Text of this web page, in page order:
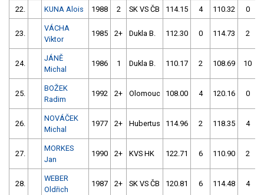
22. KUNA Alois 1988 2 SK VS ČB 114.15 4 110.32 0
23.
VÁCHA
Viktor
1985 2+ Dukla B. 112.30 0 114.73 2
24.
JÁNĚ
Michal
1986 1 Dukla B. 110.17 2 108.69 10
25.
BOŽEK
Radim
1992 2+ Olomouc 108.00 4 120.16 0
26.
NOVÁČEK
Michal
1977 2+ Hubertus 114.96 2 118.35 4
27.
MORKES
Jan
1990 2+ KVS HK 122.71 6 110.90 2
28.
WEBER
Oldřich
1987 2+ SK VS ČB 120.81 6 114.48 4